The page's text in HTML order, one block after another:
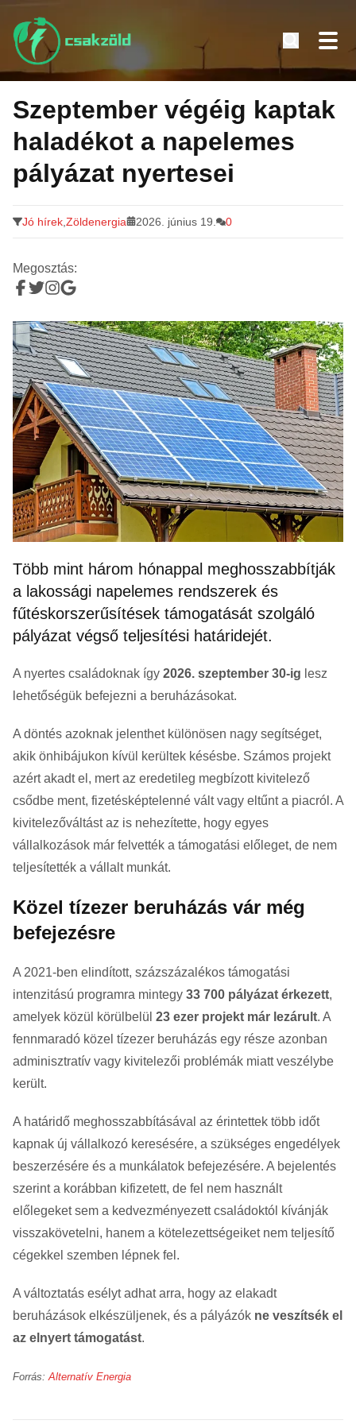
Tovább
tartalomra
Szeptember végéig kaptak
haladékot a napelemes
pályázat nyertesei
Jó hírek Zöldenergia 2026. június 19. 0
Megosztás:
Több mint három hónappal meghosszabbítják
a lakossági napelemes rendszerek és
fűtéskorszerűsítések támogatását szolgáló
pályázat végső teljesítési határidejét.
A nyertes családoknak így 2026. szeptember 30-ig lesz
lehetőségük befejezni a beruházásokat.
A döntés azoknak jelenthet különösen nagy segítséget,
akik önhibájukon kívül kerültek késésbe. Számos projekt
azért akadt el, mert az eredetileg megbízott kivitelező
csődbe ment, fizetésképtelenné vált vagy eltűnt a piacról. A
kivitelezőváltást az is nehezítette, hogy egyes
vállalkozások már felvették a támogatási előleget, de nem
teljesítették a vállalt munkát.
Közel tízezer beruházás vár még
befejezésre
A 2021-ben elindított, százszázalékos támogatási
intenzitású programra mintegy 33 700 pályázat érkezett,
amelyek közül körülbelül 23 ezer projekt már lezárult. A
fennmaradó közel tízezer beruházás egy része azonban
adminisztratív vagy kivitelezői problémák miatt veszélybe
került.
A határidő meghosszabbításával az érintettek több időt
kapnak új vállalkozó keresésére, a szükséges engedélyek
beszerzésére és a munkálatok befejezésére. A bejelentés
szerint a korábban kifizetett, de fel nem használt
előlegeket sem a kedvezményezett családoktól kívánják
visszakövetelni, hanem a kötelezettségeiket nem teljesítő
cégekkel szemben lépnek fel.
A változtatás esélyt adhat arra, hogy az elakadt
beruházások elkészüljenek, és a pályázók ne veszítsék el
az elnyert támogatást.
Forrás: Alternatív Energia